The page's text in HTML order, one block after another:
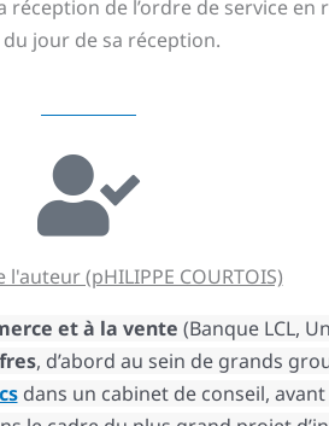
de l’ordre de service en
jour de sa réception.
(pHILIPPE COURTOIS)
et à la vente (Banque LCL,
, d’abord au sein de grands
dans un cabinet de conseil,